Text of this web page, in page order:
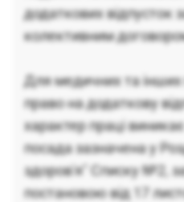
додаткових відпусток
колективним
Для медичних та інших
право на додаткову
характер праці
посада зазначена у
здоров'я" Списку №2,
постановою від 17